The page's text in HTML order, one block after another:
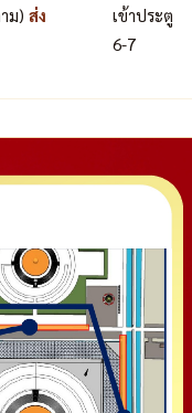
ม) ส่ง
เข้าประตู
6-7